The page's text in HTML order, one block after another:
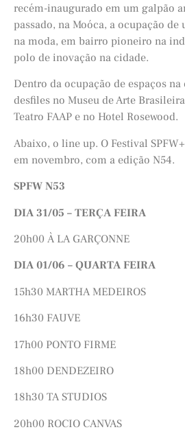
recém-inaugurado em um galpão
passado, na Moóca, a ocupação
na moda, em bairro pioneiro na
polo de inovação na cidade.
Dentro da ocupação de espaços
desfiles no Museu de Arte
Teatro FAAP e no Hotel Rosewood.
Abaixo, o line up. O Festival SPFW
em novembro, com a edição N54.
SPFW N53
DIA 31/05 – TERÇA FEIRA
20h00 À LA GARÇONNE
DIA 01/06 – QUARTA FEIRA
15h30 MARTHA MEDEIROS
16h30 FAUVE
17h00 PONTO FIRME
18h00 DENDEZEIRO
18h30 TA STUDIOS
20h00 ROCIO CANVAS